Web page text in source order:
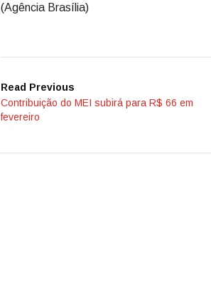
(Agência Brasília)
Read Previous
Contribuição do MEI subirá para R$ 66 em
fevereiro